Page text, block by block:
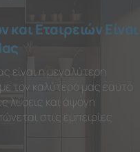
Εταιρειών Είναι
είναι η μεγαλύτερη
τον καλύτερό μας εαυτό
λύσεις και άψογη
στις εμπειρίες